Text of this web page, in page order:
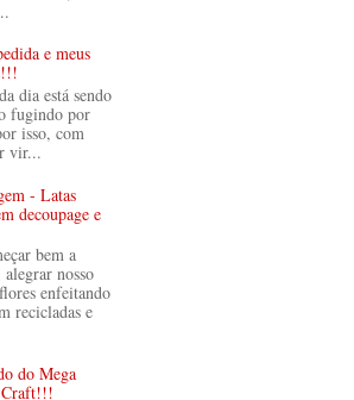
e meus
dia está sendo
fugindo por
isso, com
vir...
- Latas
decoupage e
bem a
alegrar nosso
enfeitando
recicladas e
do Mega